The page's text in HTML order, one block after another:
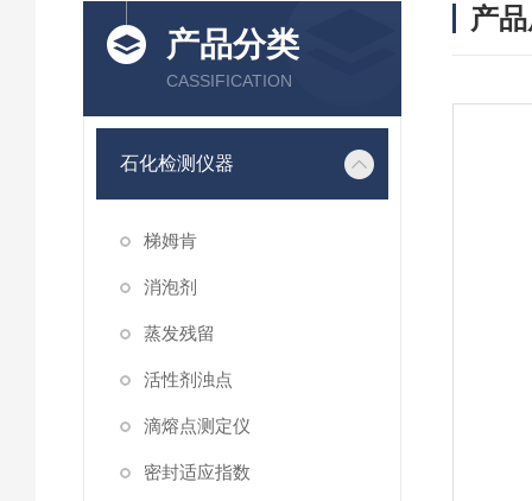
产品分类
CASSIFICATION
石化检测仪器
梯姆肯
消泡剂
蒸发残留
活性剂浊点
滴熔点测定仪
密封适应指数
产